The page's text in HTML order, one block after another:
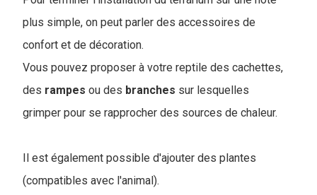
plus simple, on peut parler des accessoires de
confort et de décoration.
Vous pouvez proposer à votre reptile des cachettes,
des rampes ou des branches sur lesquelles
grimper pour se rapprocher des sources de chaleur.
Il est également possible d'ajouter des plantes
(compatibles avec l'animal).